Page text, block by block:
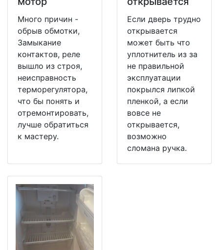
Много причин -
обрыв обмотки,
Замыкание
контактов, реле
вышло из строя,
неисправность
терморегулятора,
что бы понять и
отремонтировать,
лучше обратиться
к мастеру.
Если дверь трудно
открывается
может быть что
уплотнитель из за
не правильной
эксплуатации
покрылся липкой
пленкой, а если
вовсе не
открывается,
возможно
сломана ручка.